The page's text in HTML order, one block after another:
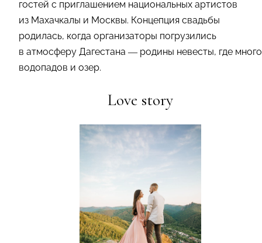
гостей с приглашением национальных артистов
из Махачкалы и Москвы. Концепция свадьбы
родилась, когда организаторы погрузились
в атмосферу Дагестана — родины невесты, где много
водопадов и озер.
Love story